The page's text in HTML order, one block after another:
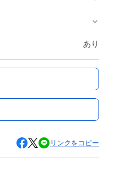
あり
リンクをコピー